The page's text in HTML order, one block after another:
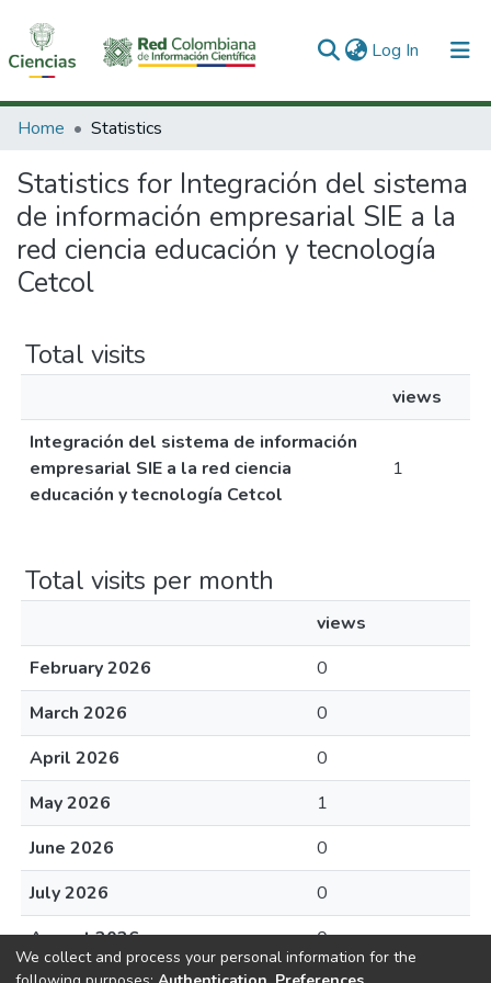
Log In (current)
Communities & Collections
All of DSpace
Home Statistics
Statistics for Integración del sistema
de información empresarial SIE a la
red ciencia educación y tecnología
Cetcol
Total visits
views
Integración del sistema de información
empresarial SIE a la red ciencia
educación y tecnología Cetcol
1
Total visits per month
views
February 2026
0
March 2026
0
April 2026
0
May 2026
1
June 2026
0
July 2026
0
August 2026
0
We collect and process your personal information for the